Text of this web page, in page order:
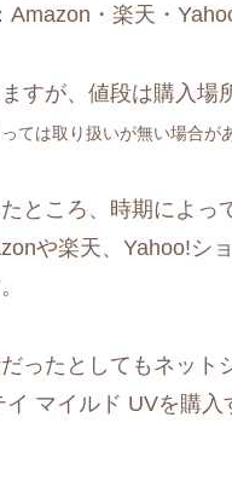
Amazon・楽天・
すが、値段は購入場
ては取り扱いが無い場合が
ところ、時期によ
や楽天、Yahoo!シ
ったとしてもネット
マイルド UVを購